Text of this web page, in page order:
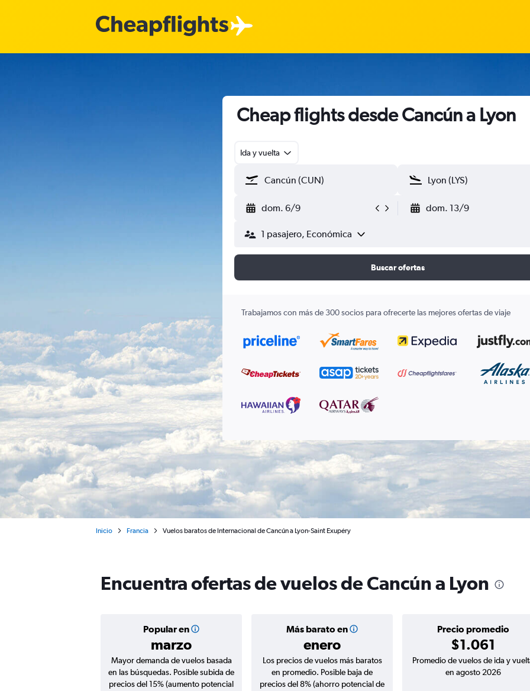
Cheap flights desde Cancún a Lyon
Ida y vuelta
dom. 6/9 dom. 13/9
1 pasajero, Económica
Buscar ofertas
Trabajamos con más de 300 socios para ofrecerte las mejores ofertas de viaje
Inicio Francia Vuelos baratos de Internacional de Cancún a Lyon-Saint Exupéry
Encuentra ofertas de vuelos de Cancún a Lyon
Popular en
marzo
Más barato en
enero
Precio promedio
$1.061
Mayor demanda de vuelos basada
en las búsquedas. Posible subida de
precios del 15% (aumento potencial
Los precios de vuelos más baratos
en promedio. Posible baja de
precios del 8% (ahorro potencial de
Promedio de vuelos de ida y
en agosto 2026